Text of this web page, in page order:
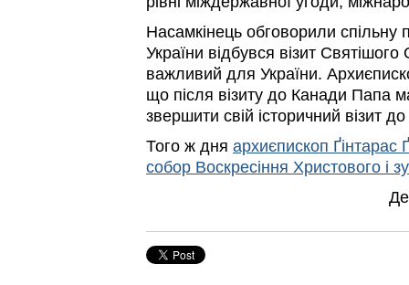
Насамкінець обговорили
України відбувся візит
важливий для України.
що після візиту до Канади Папа
звершити свій історичний візит
Того ж дня архиєпископ Ґінтарас
собор Воскресіння Христового і